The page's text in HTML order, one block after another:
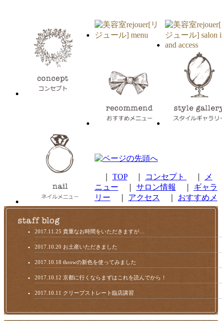
2017.11.25 貴重なお時間をいただきますが…
2017.10.20 お土産いただきました
2017.10.18 throwの新色を使ってみました
2017.10.12 京都に行くならまずはこれを読んでから！
2017.10.11 クリープストレート臨店講習
TOP｜ コンセプト
メ
ニュー
サロン情報
ギャラ
リー
アクセス おすすめメ